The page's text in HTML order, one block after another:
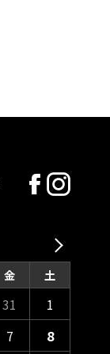
金 土
31
1
7 8